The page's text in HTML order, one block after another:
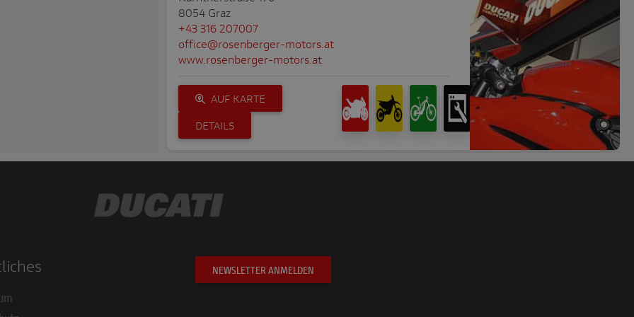
8054 Graz
+43 316 207007
office@rosenberger-motors.at
www.rosenberger-motors.at
AUF KARTE
DETAILS
MOTOPOINT
Lendorferstrasse 11
admin@moto-point.at
www.moto-point.at
NEWSLETTER ANMELDEN